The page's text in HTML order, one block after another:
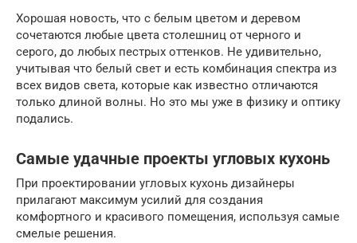
Хорошая новость, что с белым цветом и деревом
сочетаются любые цвета столешниц от черного и
серого, до любых пестрых оттенков. Не удивительно,
учитывая что белый свет и есть комбинация спектра из
всех видов света, которые как известно отличаются
только длиной волны. Но это мы уже в физику и оптику
подались.
Самые удачные проекты угловых кухонь
При проектировании угловых кухонь дизайнеры
прилагают максимум усилий для создания
комфортного и красивого помещения, используя самые
смелые решения.